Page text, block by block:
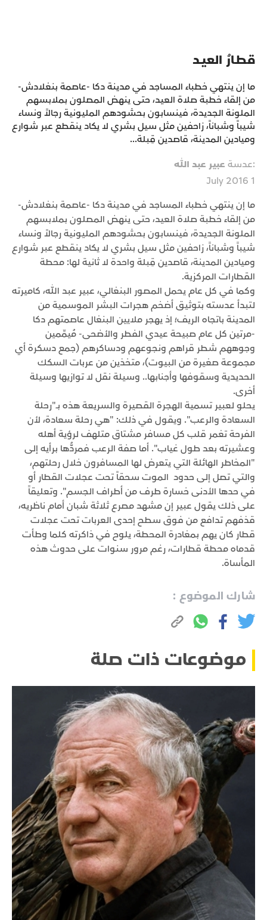
قطـارُ العيـد
ما إن ينتهي خطباء المساجد في مدينة دكا -عاصمة بنغلادش-
من إلقاء خطبة صلاة العيد، حتى ينهض المصلون بملابسهم
الملونة الجديدة، فينسابون بحشودهم المليونية رجالاً ونساء
شيباً وشباناً، زاحفين مثل سيل بشري لا يكاد ينقطع عبر شوارع
وميادين المدينة، قاصدين قِبلة...
:عدسة عبير عبد الله
1 July 2016
ما إن ينتهي خطباء المساجد في مدينة دكا -عاصمة بنغلادش-
من إلقاء خطبة صلاة العيد، حتى ينهض المصلون بملابسهم
الملونة الجديدة، فينسابون بحشودهم المليونية رجالاً ونساء
شيباً وشباناً، زاحفين مثل سيل بشري لا يكاد ينقطع عبر شوارع
وميادين المدينة، قاصدين قِبلة واحدة لا ثانية لها: محطة
القطارات المركزية.
وكما في كل عام يحمل المصور البنغالي، عبير عبد الله، كاميرته
لتبدأ عدسته بتوثيق أضخم هجرات البشر الموسمية من
المدينة باتجاه الريف؛ إذ يهجر ملايين البنغال عاصمتهم دكا
-مرتين كل عام صبيحة عيدي الفطر والأضحى- مُيمِّمين
وجوههم شطر قراهم ونجوعهم ودساكرهم (جمع دسكرة أي
مجموعة صغيرة من البيوت)، متخذين من عربات السكك
الحديدية وسقوفها وأجنابها.. وسيلة نقل لا توازيها وسيلة
أخرى.
يحلو لعبير تسمية الهجرة القصيرة والسريعة هذه بـ"رحلة
السعادة والرعب". ويقول في ذلك: "هي رحلة سعادة، لأن
الفرحة تغمر قلب كل مسافر مشتاق متلهف لرؤية أهله
وعشيرته بعد طول غياب". أما صفة الرعب فمردُّها برأيه إلى
"المخاطر الهائلة التي يتعرض لها المسافرون خلال رحلتهم،
والتي تصل إلى حدود الموت سحقاً تحت عجلات القطار أو
في حدها الأدنى خسارة طرف من أطراف الجسم". وتعليقاً
على ذلك يقول عبير إن مشهد مصرع ثلاثة شبان أمام ناظريه،
قذفهم تدافع من فوق سطح إحدى العربات تحت عجلات
قطار كان يهم بمغادرة المحطة، يلوح في ذاكرته كلما وطأت
قدماه محطة قطارات، رغم مرور سنوات على حدوث هذه
المأساة.
شارك الموضوع :
موضوعات ذات صلة